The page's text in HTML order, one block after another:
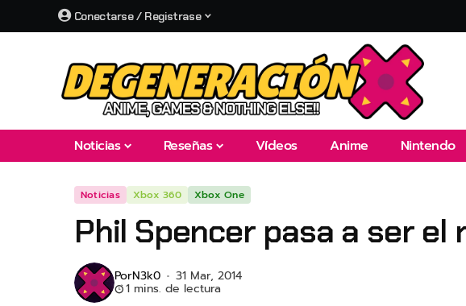
Conectarse / Registrase
Noticias Reseñas Vídeos Anime Nintendo
Noticias Xbox 360 Xbox One
Phil Spencer pasa a ser el
PorN3k0 31 Mar, 2014
1 mins. de lectura